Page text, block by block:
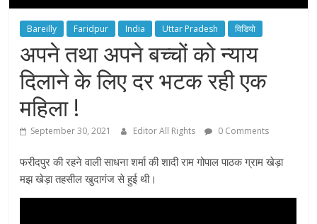
Bareilly Faridpur India Uttar Pradesh विडियो
अपने तथा अपने बच्चों को न्याय
दिलाने के लिए दर भटक रही एक
महिला !
September 30, 2021 Editor All Rights 0 Comments
फरीदपुर की रहने वाली साधना शर्मा की शादी राम गोपाल पाठक ग्राम खेड़ा
मझ खेड़ा तहसील खुदागंज से हुई थी।